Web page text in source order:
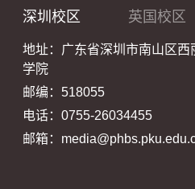
深圳校区 英国校区
地址：广东省深圳市南山区
学院
邮编：518055
电话：0755-26034455
邮箱：